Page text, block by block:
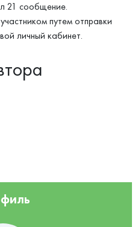
21 сообщение.
путем отправки
личный кабинет.